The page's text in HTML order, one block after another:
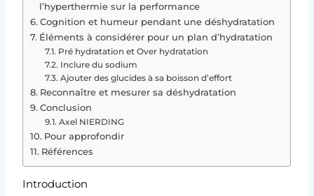
l’hyperthermie sur la performance
Cognition et humeur pendant une déshydratation
Éléments à considérer pour un plan d’hydratation
Pré hydratation et Over hydratation
Inclure du sodium
Ajouter des glucides à sa boisson d’effort
Reconnaître et mesurer sa déshydratation
Conclusion
Axel NIERDING
Pour approfondir
Références
Introduction